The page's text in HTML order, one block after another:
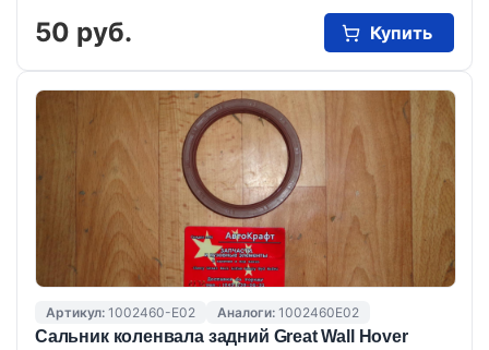
50 руб. Купить
Артикул: 1002460-E02 Аналоги: 1002460E02
Сальник коленвала задний Great Wall Hover